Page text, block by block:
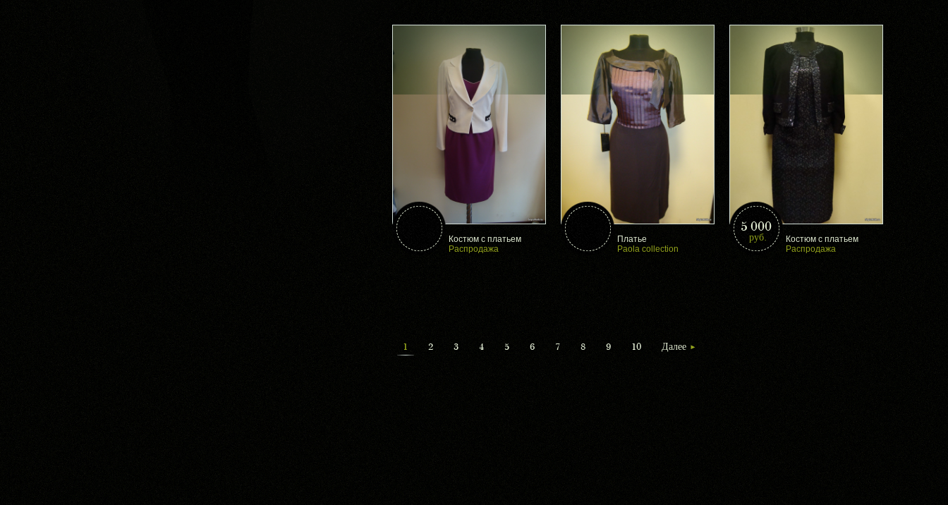
Костюм с платьем
Распродажа
Платье
Paola collection
Костюм с платьем
Распродажа
5 000
руб.
1 2 3 4 5 6 7 8 9 10 Далее